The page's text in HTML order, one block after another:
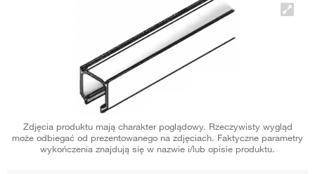
Zdjęcia produktu mają charakter poglądowy. Rzeczywisty wygląd
może odbiegać od prezentowanego na zdjęciach. Faktyczne parametry
wykończenia znajdują się w nazwie i/lub opisie produktu.